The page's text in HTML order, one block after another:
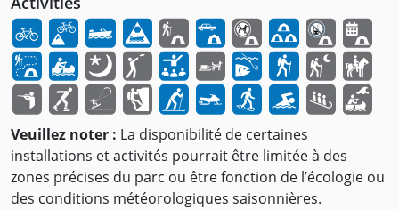
Veuillez noter : La disponibilité de certaines
installations et activités pourrait être limitée à des
zones précises du parc ou être fonction de l’écologie ou
des conditions météorologiques saisonnières.